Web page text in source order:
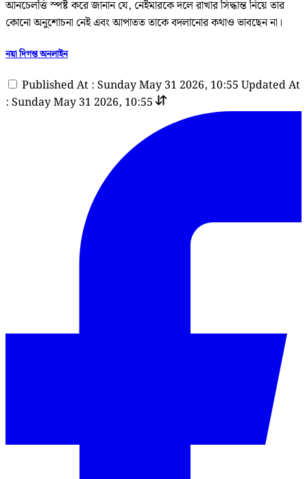
আনচেলত্তি স্পষ্ট করে জানান যে, নেইমারকে দলে রাখার সিদ্ধান্ত নিয়ে তার
কোনো অনুশোচনা নেই এবং আপাতত তাকে বদলানোর কথাও ভাবছেন না।
নয়া দিগন্ত অনলাইন
Published At : Sunday May 31 2026, 10:55 Updated At
: Sunday May 31 2026, 10:55